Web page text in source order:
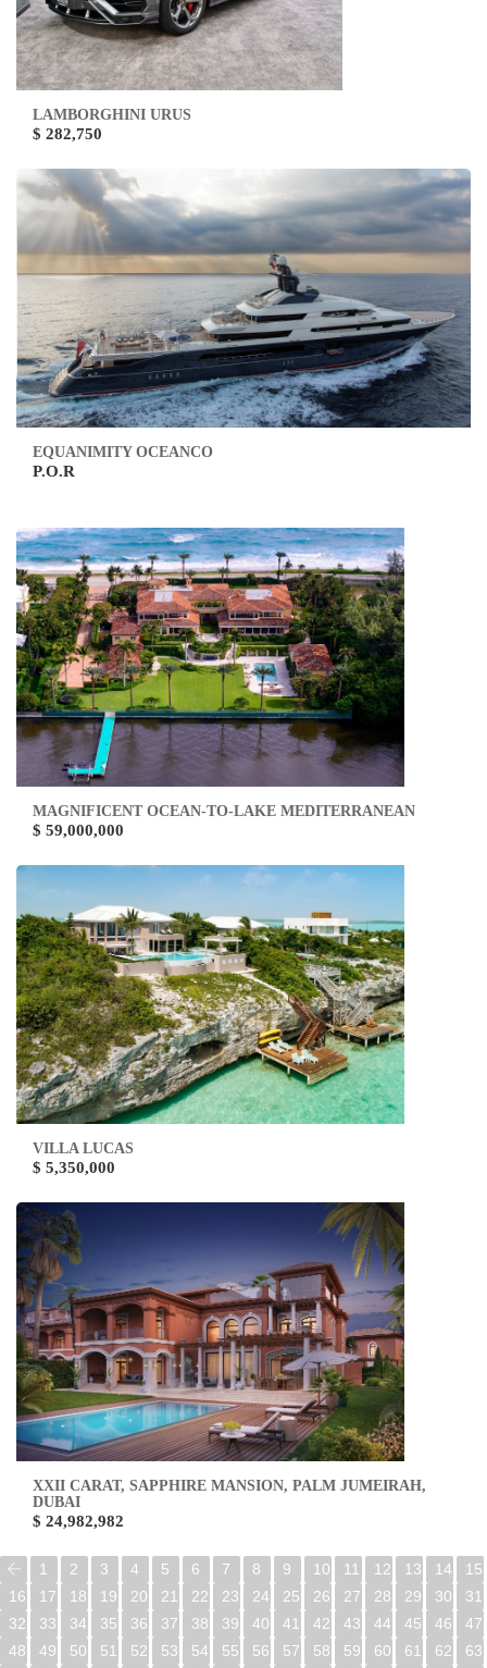
LAMBORGHINI URUS
$ 282,750
EQUANIMITY OCEANCO
P.O.R
MAGNIFICENT OCEAN-TO-LAKE MEDITERRANEAN
$ 59,000,000
VILLA LUCAS
$ 5,350,000
XXII CARAT, SAPPHIRE MANSION, PALM JUMEIRAH,
DUBAI
$ 24,982,982
1 2 3 4 5 6 7 8 9 10 11 12 13 14
15
16
17 18 19 20 21 22 23 24 25 26 27 28 29 30
31
32
33 34 35 36 37 38 39 40 41 42 43 44 45 46
47
48
49 50 51 52 53 54 55 56 57 58 59 60 61 62
63